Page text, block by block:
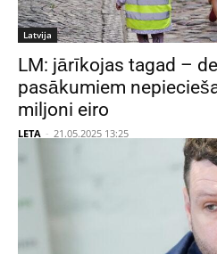
Latvija
LM: jārīkojas tagad –
pasākumiem
miljoni eiro
LETA - 21.05.2025 13:25